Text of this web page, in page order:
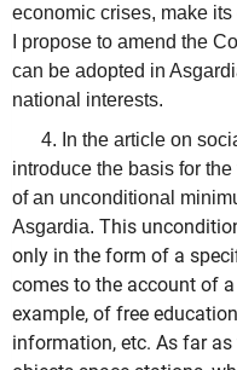
economic crises, make
I propose to amend the
can be adopted in
national interests.
4. In the article on
introduce the basis for
ofan unconditional
Asgardia. This
only in the form of a
comes to the account of
example, of free
information, etc. As far as